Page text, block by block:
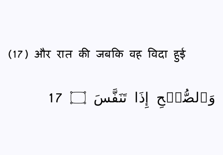
(17) और रात की जबकि वह विदा हुई
وَٱلصُّبۡحِ إِذَا تَنَفَّسَ ۝ 17